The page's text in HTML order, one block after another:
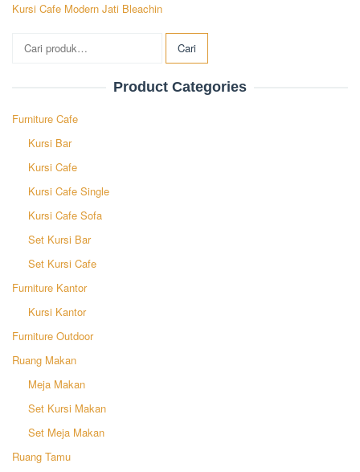
Kursi Cafe Modern Jati Bleachin
untuk:
Cari
Product Categories
Furniture Cafe
Kursi Bar
Kursi Cafe
Kursi Cafe Single
Kursi Cafe Sofa
Set Kursi Bar
Set Kursi Cafe
Furniture Kantor
Kursi Kantor
Furniture Outdoor
Ruang Makan
Meja Makan
Set Kursi Makan
Set Meja Makan
Ruang Tamu